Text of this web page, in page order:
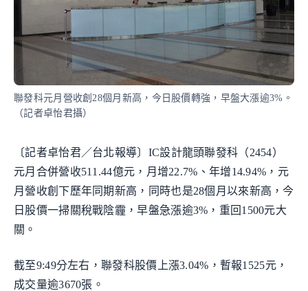
聯發科元月營收創28個月新高，今日股價轉強，早盤大漲逾3%。
（記者卓怡君攝）
〔記者卓怡君／台北報導〕IC設計龍頭聯發科（2454）
元月合併營收511.44億元，月增22.7%、年增14.94%，元
月營收創下歷年同期新高，同時也是28個月以來新高，今
日股價一掃關稅戰陰霾，早盤急漲逾3%，重回1500元大
關。
截至9:49分左右，聯發科股價上漲3.04%，暫報1525元，
成交量逾3670張。